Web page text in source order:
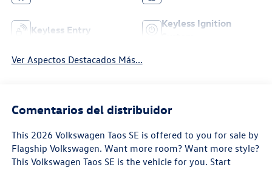
Keyless Entry
Keyless Ignition
Ver Aspectos Destacados Más...
Comentarios del distribuidor
This 2026 Volkswagen Taos SE is offered to you for sale by
Flagship Volkswagen. Want more room? Want more style?
This Volkswagen Taos SE is the vehicle for you. Start